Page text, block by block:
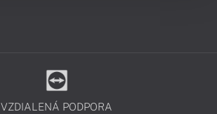
VZDIALENÁ PODPORA